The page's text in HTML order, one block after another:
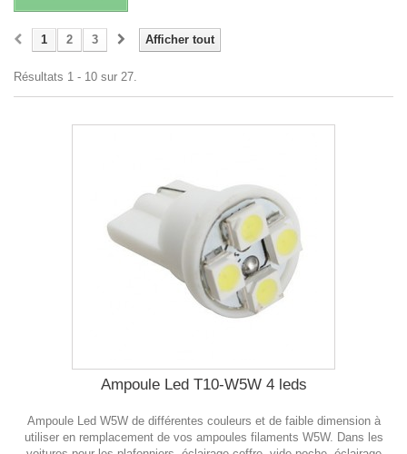
Afficher tout
1 2 3
Résultats 1 - 10 sur 27.
Ampoule Led T10-W5W 4 leds
Ampoule Led W5W de différentes couleurs et de faible dimension à
utiliser en remplacement de vos ampoules filaments W5W. Dans les